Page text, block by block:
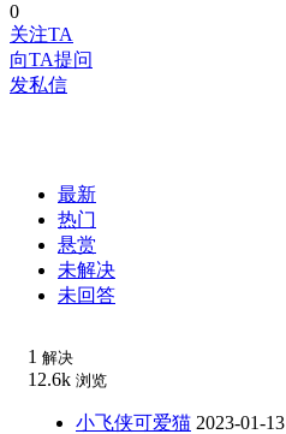
0
关注TA
向TA提问
发私信
最新
热门
悬赏
未解决
未回答
1 解决
12.6k 浏览
小飞侠可爱猫 2023-01-13